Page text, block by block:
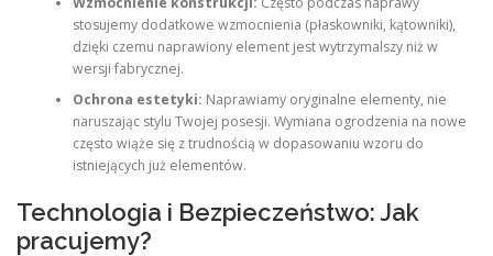
stosujemy dodatkowe wzmocnienia (płaskowniki, kątowniki),
dzięki czemu naprawiony element jest wytrzymalszy niż w
wersji fabrycznej.
Ochrona estetyki: Naprawiamy oryginalne elementy, nie
naruszając stylu Twojej posesji. Wymiana ogrodzenia na nowe
często wiąże się z trudnością w dopasowaniu wzoru do
istniejących już elementów.
Technologia i Bezpieczeństwo: Jak
pracujemy?